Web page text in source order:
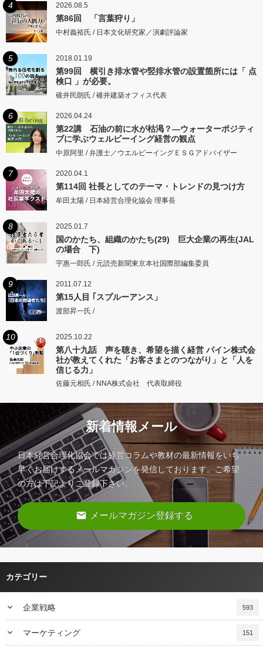
4 2026.08.5
第86回 「言葉狩り」
中村義裕氏 / 日本文化研究家／演劇評論家
5 2018.01.19
第99回 横引き排水管や竪排水管の設置箇所には「 点
検口 」が必要。
碓井民朗氏 / 碓井建築オフィス代表
6 2026.04.24
第22講 石油の前に水が枯渇？―ウォーターポジティ
ブに学ぶウェルビーイング経営の観点
中原阿里 / 弁護士／ウエルビーイングＥＳＧアドバイザー
7 2020.04.1
第114回 社長としてのテーマ・トレンドの見つけ方
牟田太陽 / 日本経営合理化協会 理事長
8 2025.01.7
国のかたち、組織のかたち(29) 巨大企業の再生(JAL
の場合 下)
宇惠一郎氏 / 元読売新聞東京本社国際部編集委員
9 2011.07.12
第15人目 ｢スプルーアンス」
渡部昇一氏 /
10 2025.10.22
第八十九話 声を聴き、希望を描く経営 パイン株式会
社が教えてくれた「お客さまとのつながり」と「人を
信じる力」
佐藤元相氏 / NNA株式会社 代表取締役
新着情報メール
日本経営合理化協会では経営コラムや教材の最新情報をいち
早くお届けするメールマガジンを発信しております。ご希望
の方は下記よりご登録下さい。
email メールマガジン登録する
カテゴリー
keyboard_arrow_down 企業戦略 593
keyboard_arrow_down マーケティング 151